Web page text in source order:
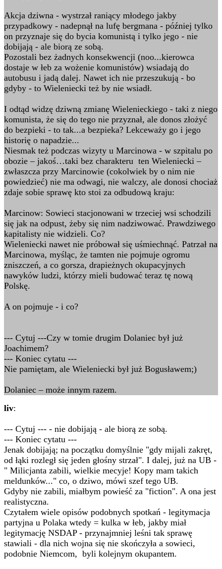
Akcja dziwna - wystrzał raniący młodego jakby
przypadkowy - nadepnął na lufę bergmana - później tylko
on przyznaje się do bycia komunistą i tylko jego - nie
dobijają - ale biorą ze sobą.
Pozostali bez żadnych konsekwencji (noo...kierowca
dostaje w łeb za wożenie komunistów) wsiadają do
autobusu i jadą dalej. Nawet ich nie przeszukują - bo
gdyby - to Wieleniecki też by nie wsiadł.
I odtąd widzę dziwną zmianę Wielenieckiego - taki z niego
komunista, że się do tego nie przyznał, ale donos złożyć
do bezpieki - to tak...a bezpieka? Lekceważy go i jego
historię o napadzie...
Niesmak też podczas wizyty u Marcinowa - w szpitalu po
obozie – jakoś…taki bez charakteru ten Wieleniecki –
zwłaszcza przy Marcinowie (cokolwiek by o nim nie
powiedzieć) nie ma odwagi, nie walczy, ale donosi chociaż
zdaje sobie sprawę kto stoi za odbudową kraju:
Marcinow: Sowieci stacjonowani w trzeciej wsi schodzili
się jak na odpust, żeby się nim nadziwować. Prawdziwego
kapitalisty nie widzieli. Co?
Wieleniecki nawet nie próbował się uśmiechnąć. Patrzał na
Marcinowa, myśląc, że tamten nie pojmuje ogromu
zniszczeń, a co gorsza, drapieżnych okupacyjnych
nawyków ludzi, którzy mieli budować teraz tę nową
Polskę.
A on pojmuje - i co?
--- Cytuj ---Czy w tomie drugim Dolaniec był już
Joachimem?
--- Koniec cytatu ---
Nie pamiętam, ale Wieleniecki był już Bogusławem;)
Dolaniec – może innym razem.
liv:
--- Cytuj --- - nie dobijają - ale biorą ze sobą.
--- Koniec cytatu ---
Jenak dobijają; na początku domyślnie "gdy mijali zakręt,
od łąki rozległ się jeden głośny strzał". I dalej, już na UB -
" Milicjanta zabili, wielkie mecyje! Kopy mam takich
meldunków..." co, o dziwo, mówi szef tego UB.
Gdyby nie zabili, miałbym powieść za "fiction". A ona jest
realistyczna.
Czytałem wiele opisów podobnych spotkań - legitymacja
partyjna u Polaka wtedy = kulka w łeb, jakby miał
legitymację NSDAP - przynajmniej leśni tak sprawę
stawiali - dla nich wojna się nie skończyła a sowieci,
podobnie Niemcom, byli kolejnym okupantem.